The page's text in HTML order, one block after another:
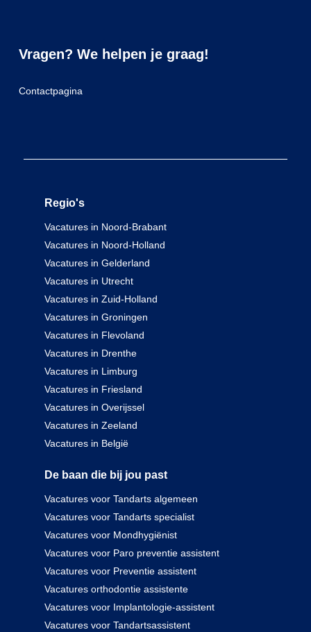
Vragen? We helpen je graag!
Contactpagina
Regio's
Vacatures in Noord-Brabant
Vacatures in Noord-Holland
Vacatures in Gelderland
Vacatures in Utrecht
Vacatures in Zuid-Holland
Vacatures in Groningen
Vacatures in Flevoland
Vacatures in Drenthe
Vacatures in Limburg
Vacatures in Friesland
Vacatures in Overijssel
Vacatures in Zeeland
Vacatures in België
De baan die bij jou past
Vacatures voor Tandarts algemeen
Vacatures voor Tandarts specialist
Vacatures voor Mondhygiënist
Vacatures voor Paro preventie assistent
Vacatures voor Preventie assistent
Vacatures orthodontie assistente
Vacatures voor Implantologie-assistent
Vacatures voor Tandartsassistent